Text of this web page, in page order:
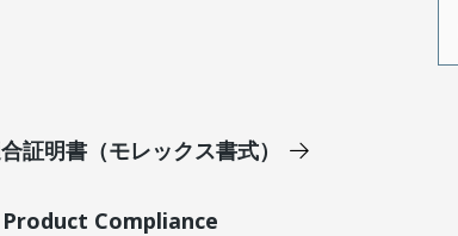
証明書（モレックス書式）
Compliance